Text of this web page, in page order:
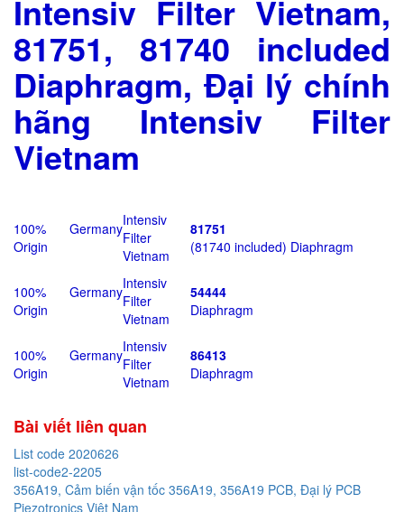
Intensiv Filter Vietnam,
81751, 81740 included
Diaphragm, Đại lý chính
hãng Intensiv Filter
Vietnam
100% Germany
Origin
Intensiv
Filter
Vietnam
81751
(81740 included) Diaphragm
100% Germany
Origin
Intensiv
Filter
Vietnam
54444
Diaphragm
100% Germany
Origin
Intensiv
Filter
Vietnam
86413
Diaphragm
Bài viết liên quan
List code 2020626
list-code2-2205
356A19, Cảm biến vận tốc 356A19, 356A19 PCB, Đại lý PCB
Piezotronics Việt Nam